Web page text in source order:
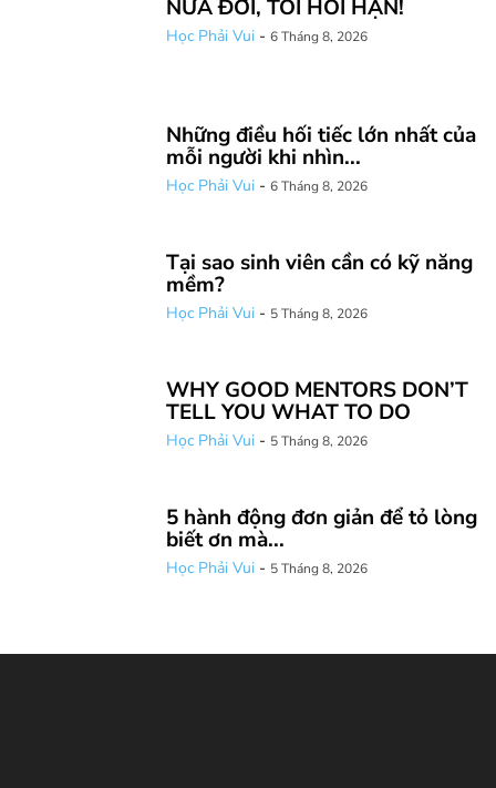
NỬA ĐỜI, TÔI HỐI HẬN!
Học Phải Vui - 6 Tháng 8, 2026
Những điều hối tiếc lớn nhất của
mỗi người khi nhìn...
Học Phải Vui - 6 Tháng 8, 2026
Tại sao sinh viên cần có kỹ năng
mềm?
Học Phải Vui - 5 Tháng 8, 2026
WHY GOOD MENTORS DON’T
TELL YOU WHAT TO DO
Học Phải Vui - 5 Tháng 8, 2026
5 hành động đơn giản để tỏ lòng
biết ơn mà...
Học Phải Vui - 5 Tháng 8, 2026